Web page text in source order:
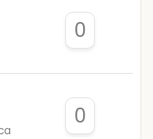
0
0